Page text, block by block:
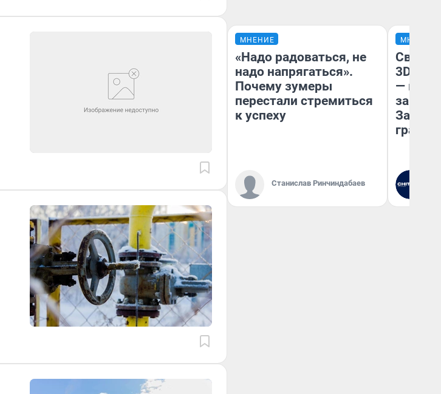
МНЕНИЕ
«Надо радоваться, не
надо напрягаться».
Почему зумеры
перестали стремиться
к успеху
Станислав Ринчиндабаев
МНЕНИЕ
— как